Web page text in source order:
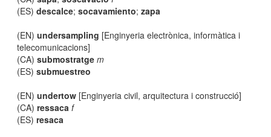
(ES)descalce;socavamiento;zapa
(EN)undersampling [Enginyeria electrònica, informàtica i
telecomunicacions]
(CA)submostratge m
(ES)submuestreo
(EN)undertow [Enginyeria civil, arquitectura i construcció]
(CA)ressaca f
(ES)resaca